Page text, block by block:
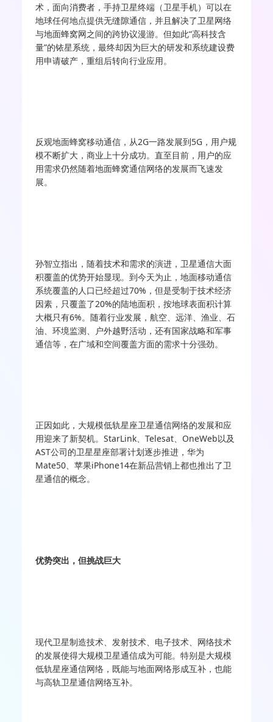
术，面向消费者，手持卫星终端（卫星手机）可以在
地球任何地点提供无缝隙通信，并且解决了卫星网络
与地面蜂窝网之间的跨协议漫游。但如此“高科技含
量”的铱星系统，最终却因为巨大的研发和系统建设费
用申请破产，重组后转向行业应用。
反观地面蜂窝移动通信，从2G一路发展到5G，用户规
模不断扩大，商业上十分成功。直至目前，用户的应
用需求仍然随着地面蜂窝通信网络的发展而飞速发
展。
孙智立指出，随着技术和需求的演进，卫星通信大面
积覆盖的优势开始显现。到今天为止，地面移动通信
系统覆盖的人口已经超过70%，但是受制于技术经济
因素，只覆盖了20%的陆地面积，按地球表面积计算
大概只有6%。随着行业发展，航空、远洋、渔业、石
油、环境监测、户外越野活动，还有国家战略和军事
通信等，在广域和空间覆盖方面的需求十分强劲。
正因如此，大规模低轨星座卫星通信网络的发展和应
用迎来了新契机。StarLink、Telesat、OneWeb以及
AST公司的卫星星座部署计划逐步推进，华为
Mate50、苹果iPhone14在新品营销上都也推出了卫
星通信的概念。
优势突出，但挑战巨大
现代卫星制造技术、发射技术、电子技术、网络技术
的发展使得大规模卫星通信成为可能。特别是大规模
低轨星座通信网络，既能与地面网络形成互补，也能
与高轨卫星通信网络互补。